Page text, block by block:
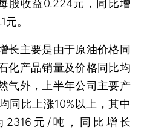
股收益0.224元，同比增
。
主要是由于原油价格同
化产品销量及价格同比均
气外，上半年公司主要产
同比上涨10%以上，其中
2316元/吨，同比增长